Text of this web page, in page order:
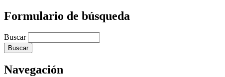
Formulario de búsqueda
Buscar
Navegación